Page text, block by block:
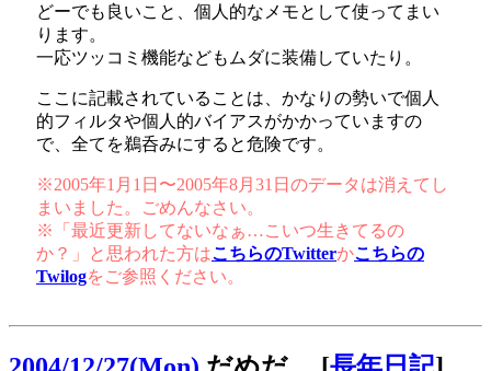
どーでも良いこと、個人的なメモとして使ってまい
ります。
一応ツッコミ機能などもムダに装備していたり。
ここに記載されていることは、かなりの勢いで個人
的フィルタや個人的バイアスがかかっていますの
で、全てを鵜呑みにすると危険です。
※2005年1月1日〜2005年8月31日のデータは消えてし
まいました。ごめんなさい。
※「最近更新してないなぁ…こいつ生きてるの
か？」と思われた方はこちらのTwitterかこちらの
Twilogをご参照ください。